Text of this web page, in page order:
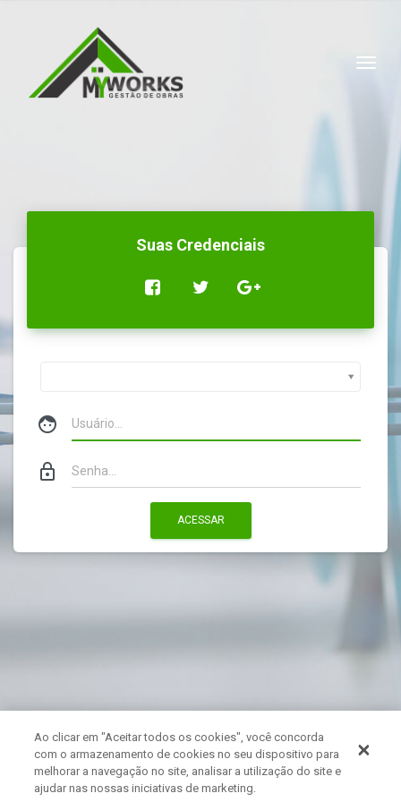
Suas Credenciais
face
lock_outline
ACESSAR
Ao clicar em "Aceitar todos os cookies", você concorda
com o armazenamento de cookies no seu dispositivo para
melhorar a navegação no site, analisar a utilização do site e
ajudar nas nossas iniciativas de marketing.